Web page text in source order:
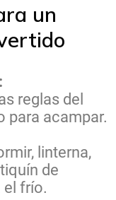
un
reglas del
para acampar.
linterna,
de
el frío.